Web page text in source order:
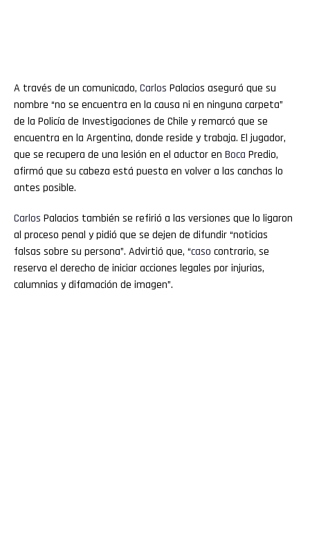
A través de un comunicado, Carlos Palacios aseguró que su
nombre “no se encuentra en la causa ni en ninguna carpeta”
de la Policía de Investigaciones de Chile y remarcó que se
encuentra en la Argentina, donde reside y trabaja. El jugador,
que se recupera de una lesión en el aductor en Boca Predio,
afirmó que su cabeza está puesta en volver a las canchas lo
antes posible.
Carlos Palacios también se refirió a las versiones que lo ligaron
al proceso penal y pidió que se dejen de difundir “noticias
falsas sobre su persona”. Advirtió que, “caso contrario, se
reserva el derecho de iniciar acciones legales por injurias,
calumnias y difamación de imagen”.